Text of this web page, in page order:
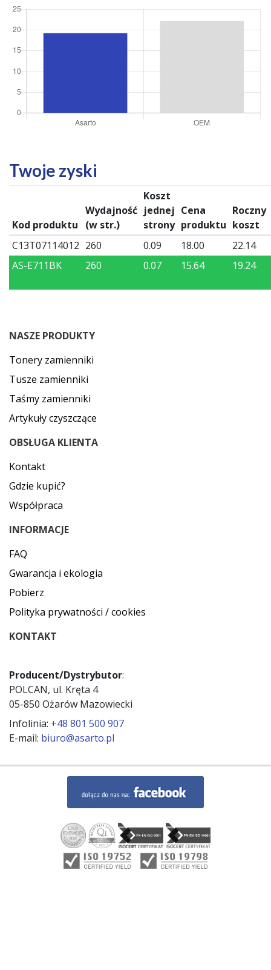
Twoje zyski
Kod produktu
Wydajność
(w str.)
Koszt
jednej
strony
Cena
produktu
Roczny
koszt
C13T07114012 260 0.09 18.00
22.14
AS-E711BK
260 0.07 15.64 19.24
NASZE PRODUKTY
Tonery zamienniki
Tusze zamienniki
Taśmy zamienniki
Artykuły czyszczące
OBSŁUGA KLIENTA
Kontakt
Gdzie kupić?
Współpraca
INFORMACJE
FAQ
Gwarancja i ekologia
Pobierz
Polityka prywatności / cookies
KONTAKT
Producent/Dystrybutor:
POLCAN, ul. Kręta 4
05-850 Ożarów Mazowiecki
Infolinia: +48 801 500 907
E-mail: biuro@asarto.pl